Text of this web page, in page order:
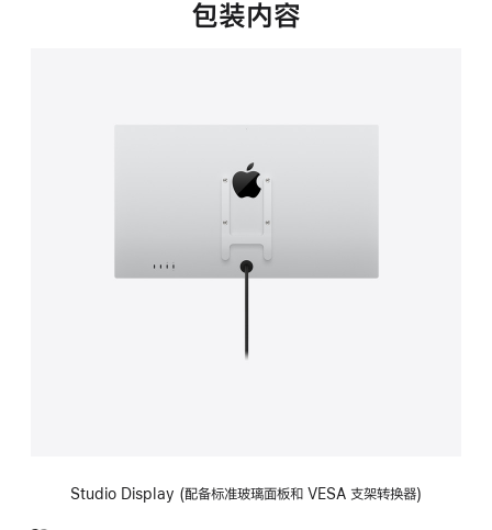
中
包装内容
Studio Display (配备标准玻璃面板和 VESA 支架转换器)